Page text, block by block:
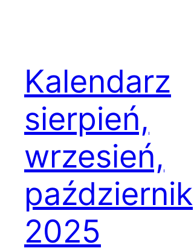
Kalendarz
sierpień,
wrzesień,
październik
2025